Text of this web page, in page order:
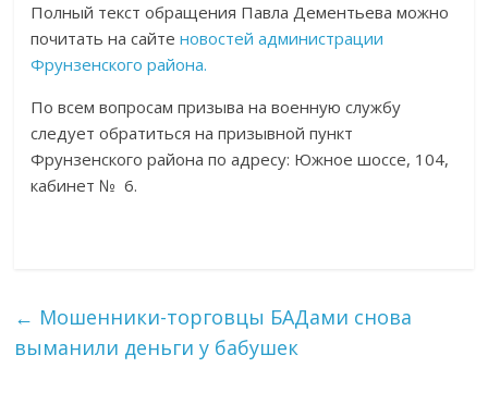
Полный текст обращения Павла Дементьева можно
почитать на сайтеновостей администрации
Фрунзенского района.
По всем вопросам призыва на военную службу
следует обратиться на призывной пункт
Фрунзенского района по адресу: Южное шоссе, 104,
кабинет № 6.
← Мошенники-торговцы БАДами снова
выманили деньги у бабушек